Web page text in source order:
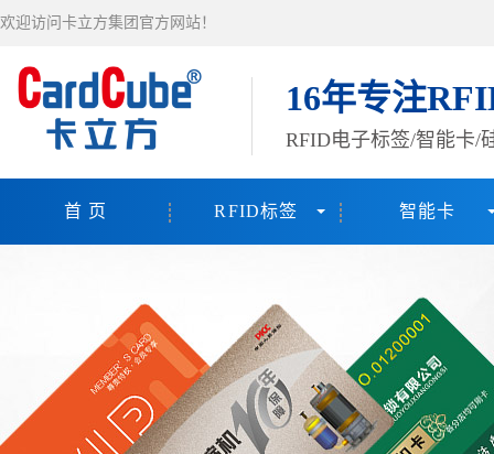
欢迎访问卡立方集团官方网站！
16年专注
RFID电子标签/智能卡/
首 页 RFID标签 智能卡